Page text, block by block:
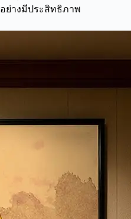
ย่างมีประสิทธิภาพ​​